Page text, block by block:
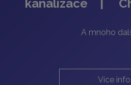
kanalizace |
A mnoho
Více info